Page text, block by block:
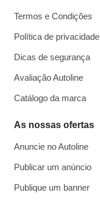
Termos e Condições
Política de privacidade
Dicas de segurança
Avaliação Autoline
Catálogo da marca
As nossas ofertas
Anuncie no Autoline
Publicar um anúncio
Publique um banner